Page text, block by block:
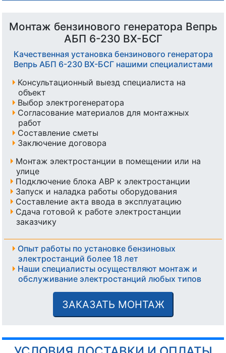
Монтаж бензинового генератора Вепрь
АБП 6-230 ВX-БСГ
Качественная установка бензинового генератора
Вепрь АБП 6-230 ВX-БСГ нашими специалистами
Консультационный выезд специалиста на
объект
Выбор электрогенератора
Согласование материалов для монтажных
работ
Составление сметы
Заключение договора
Монтаж электростанции в помещении или на
улице
Подключение блока АВР к электростанции
Запуск и наладка работы оборудования
Составление акта ввода в эксплуатацию
Сдача готовой к работе электростанции
заказчику
Опыт работы по установке бензиновых
электростанций более 18 лет
Наши специалисты осуществляют монтаж и
обслуживание электростанций любых типов
ЗАКАЗАТЬ МОНТАЖ